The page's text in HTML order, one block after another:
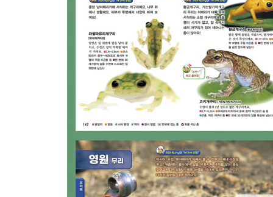
무미목
개구리과 / 개구리의 몸 구조 131
청개구리 무리 132
뿔청개구리 무리 136
뿔개구리 무리 137
물개구리 무리 137